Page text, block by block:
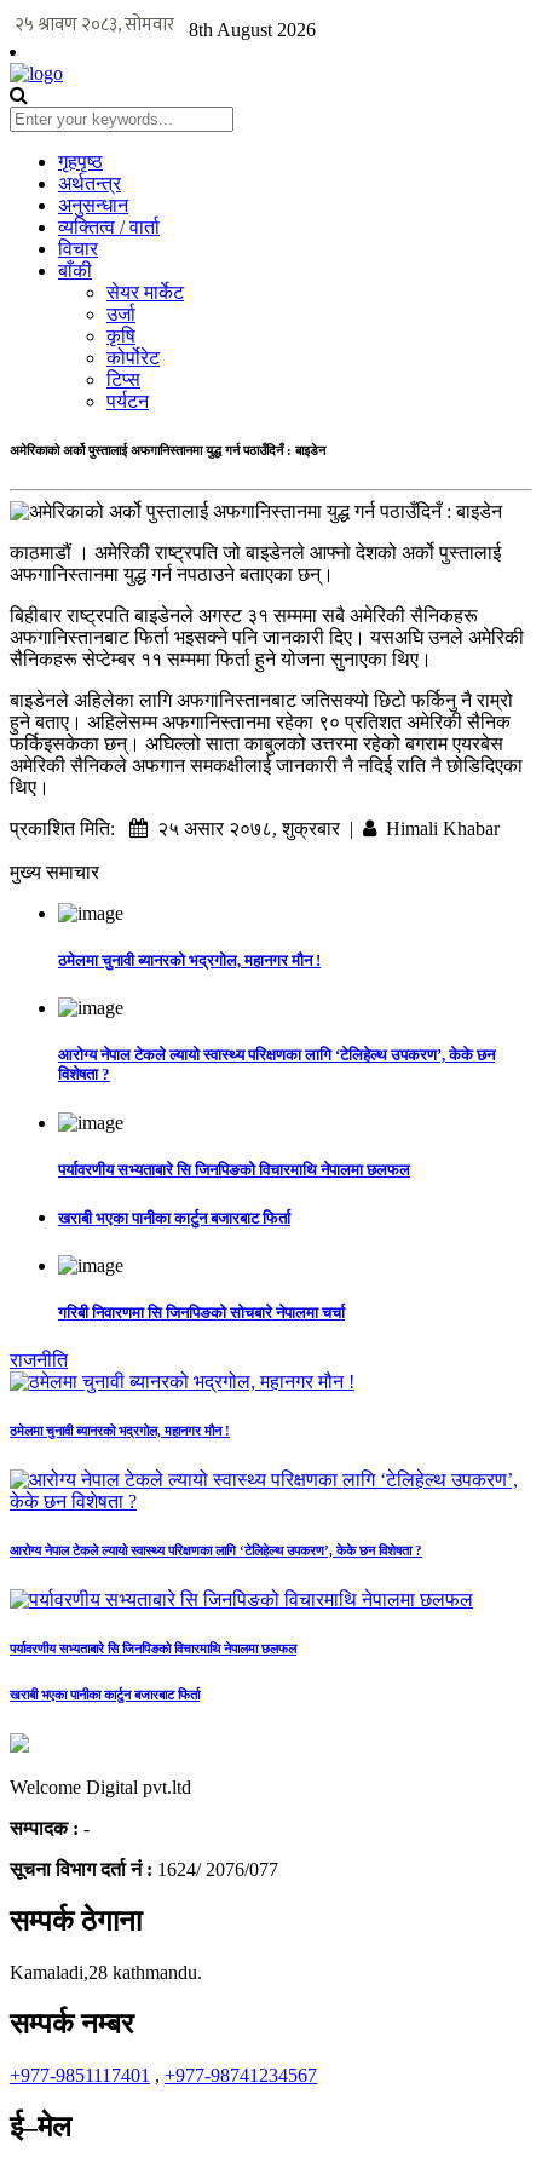
8th August 2026
गृहपृष्ठ
अर्थतन्त्र
अनुसन्धान
व्यक्तित्व / वार्ता
विचार
बाँकी
सेयर मार्केट
उर्जा
कृषि
कोर्पोरेट
टिप्स
पर्यटन
अमेरिकाको अर्को पुस्तालाई अफगानिस्तानमा युद्ध गर्न पठाउँदिनँ : बाइडेन
काठमाडौं । अमेरिकी राष्ट्रपति जो बाइडेनले आफ्नो देशको अर्को पुस्तालाई
अफगानिस्तानमा युद्ध गर्न नपठाउने बताएका छन्।
बिहीबार राष्ट्रपति बाइडेनले अगस्ट ३१ सम्ममा सबै अमेरिकी सैनिकहरू
अफगानिस्तानबाट फिर्ता भइसक्ने पनि जानकारी दिए। यसअघि उनले अमेरिकी
सैनिकहरू सेप्टेम्बर ११ सम्ममा फिर्ता हुने योजना सुनाएका थिए।
बाइडेनले अहिलेका लागि अफगानिस्तानबाट जतिसक्यो छिटो फर्किनु नै राम्रो
हुने बताए। अहिलेसम्म अफगानिस्तानमा रहेका ९० प्रतिशत अमेरिकी सैनिक
फर्किइसकेका छन्। अघिल्लो साता काबुलको उत्तरमा रहेको बगराम एयरबेस
अमेरिकी सैनिकले अफगान समकक्षीलाई जानकारी नै नदिई राति नै छोडिदिएका
थिए।
प्रकाशित मिति:
२५ असार २०७८, शुक्रबार | Himali Khabar
मुख्य समाचार
ठमेलमा चुनावी ब्यानरको भद्रगोल, महानगर मौन !
आरोग्य नेपाल टेकले ल्यायो स्वास्थ्य परिक्षणका लागि ‘टेलिहेल्थ उपकरण’, केके छन
विशेषता ?
पर्यावरणीय सभ्यताबारे सि जिनपिङको विचारमाथि नेपालमा छलफल
खराबी भएका पानीका कार्टुन बजारबाट फिर्ता
गरिबी निवारणमा सि जिनपिङको सोचबारे नेपालमा चर्चा
राजनीति
ठमेलमा चुनावी ब्यानरको भद्रगोल, महानगर मौन !
आरोग्य नेपाल टेकले ल्यायो स्वास्थ्य परिक्षणका लागि ‘टेलिहेल्थ उपकरण’, केके छन विशेषता ?
पर्यावरणीय सभ्यताबारे सि जिनपिङको विचारमाथि नेपालमा छलफल
खराबी भएका पानीका कार्टुन बजारबाट फिर्ता
Welcome Digital pvt.ltd
सम्पादक : -
सूचना विभाग दर्ता नं : 1624/ 2076/077
सम्पर्क ठेगाना
Kamaladi,28 kathmandu.
सम्पर्क नम्बर
+977-9851117401 , +977-98741234567
ई–मेल